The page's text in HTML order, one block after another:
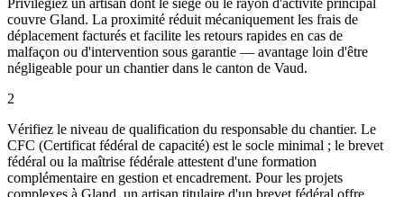
couvre Gland. La proximité réduit mécaniquement les frais de
déplacement facturés et facilite les retours rapides en cas de
malfaçon ou d'intervention sous garantie — avantage loin d'être
négligeable pour un chantier dans le canton de Vaud.
2
Vérifiez le niveau de qualification du responsable du chantier. Le
CFC (Certificat fédéral de capacité) est le socle minimal ; le brevet
fédéral ou la maîtrise fédérale attestent d'une formation
complémentaire en gestion et encadrement. Pour les projets
complexes à Gland, un artisan titulaire d'un brevet fédéral offre